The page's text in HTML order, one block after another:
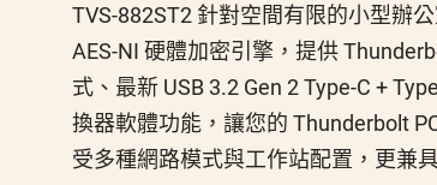
TVS-882ST2 針對空間有限的小型辦
AES-NI 硬體加密引擎，提供
式、最新 USB 3.2 Gen 2 Type-C +
換器軟體功能，讓您的 Thunderbolt
受多種網路模式與工作站配置，更兼